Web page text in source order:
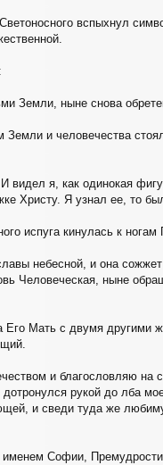
вспыхнул
Земли, ныне снова
и человечества
видел я, как одинокая
Христу. Я узнал ее, то
испуга кинулась к ногам
небесной, и она
Человеческая, ныне
Мать с двумя другими
и благословляю на
рукой до лба
и сведи туда же
Софии,